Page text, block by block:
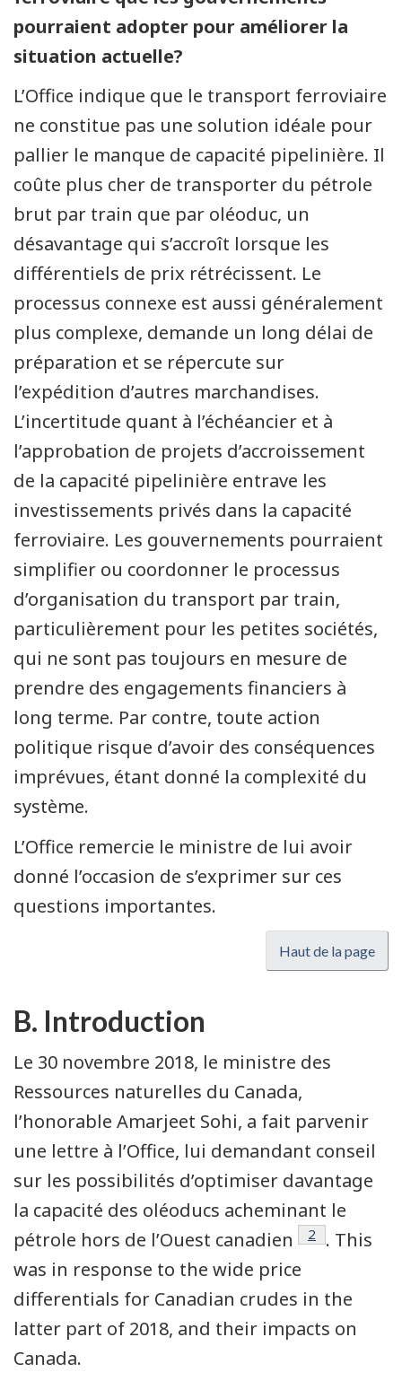
pourraient adopter pour améliorer la
situation actuelle?
L’Office indique que le transport ferroviaire
ne constitue pas une solution idéale pour
pallier le manque de capacité pipelinière. Il
coûte plus cher de transporter du pétrole
brut par train que par oléoduc, un
désavantage qui s’accroît lorsque les
différentiels de prix rétrécissent. Le
processus connexe est aussi généralement
plus complexe, demande un long délai de
préparation et se répercute sur
l’expédition d’autres marchandises.
L’incertitude quant à l’échéancier et à
l’approbation de projets d’accroissement
de la capacité pipelinière entrave les
investissements privés dans la capacité
ferroviaire. Les gouvernements pourraient
simplifier ou coordonner le processus
d’organisation du transport par train,
particulièrement pour les petites sociétés,
qui ne sont pas toujours en mesure de
prendre des engagements financiers à
long terme. Par contre, toute action
politique risque d’avoir des conséquences
imprévues, étant donné la complexité du
système.
L’Office remercie le ministre de lui avoir
donné l’occasion de s’exprimer sur ces
questions importantes.
Haut de la page
B. Introduction
Le 30 novembre 2018, le ministre des
Ressources naturelles du Canada,
l’honorable Amarjeet Sohi, a fait parvenir
une lettre à l’Office, lui demandant conseil
sur les possibilités d’optimiser davantage
la capacité des oléoducs acheminant le
pétrole hors de l’Ouest canadien
Note de bas
2
. This
was in response to the wide price
differentials for Canadian crudes in the
latter part of 2018, and their impacts on
Canada.